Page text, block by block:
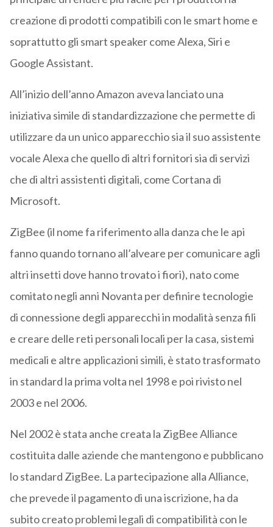
creazione di prodotti compatibili con le smart home e
soprattutto gli smart speaker come Alexa, Siri e
Google Assistant.
All’inizio dell’anno Amazon aveva lanciato una
iniziativa simile di standardizzazione che permette di
utilizzare da un unico apparecchio sia il suo assistente
vocale Alexa che quello di altri fornitori sia di servizi
che di altri assistenti digitali, come Cortana di
Microsoft.
ZigBee (il nome fa riferimento alla danza che le api
fanno quando tornano all’alveare per comunicare agli
altri insetti dove hanno trovato i fiori), nato come
comitato negli anni Novanta per definire tecnologie
di connessione degli apparecchi in modalità senza fili
e creare delle reti personali locali per la casa, sistemi
medicali e altre applicazioni simili, è stato trasformato
in standard la prima volta nel 1998 e poi rivisto nel
2003 e nel 2006.
Nel 2002 è stata anche creata la ZigBee Alliance
costituita dalle aziende che mantengono e pubblicano
lo standard ZigBee. La partecipazione alla Alliance,
che prevede il pagamento di una iscrizione, ha da
subito creato problemi legali di compatibilità con le